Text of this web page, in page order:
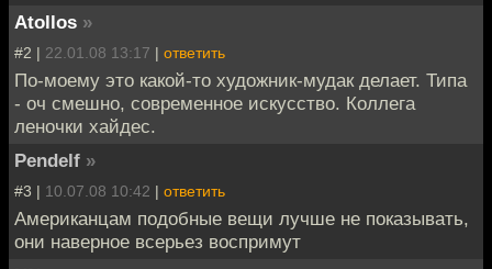
Atollos »
#2 | 22.01.08 13:17 | ответить
По-моему это какой-то художник-мудак делает. Типа
- оч смешно, современное искусство. Коллега
леночки хайдес.
Pendelf »
#3 | 10.07.08 10:42 | ответить
Американцам подобные вещи лучше не показывать,
они наверное всерьез воспримут